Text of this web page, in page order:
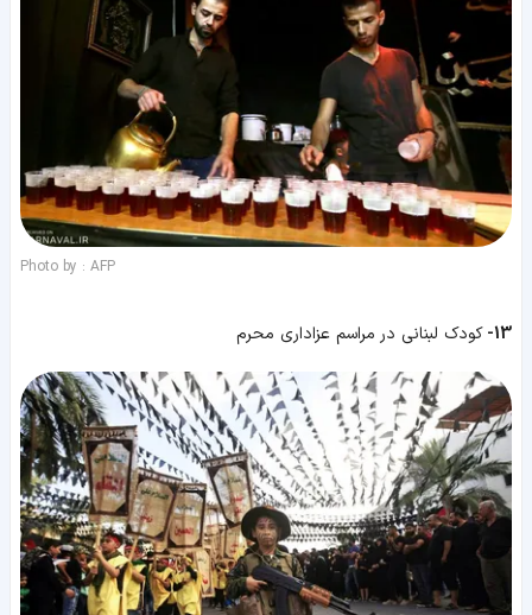
Photo by : AFP
13- کودک لبنانی در مراسم عزاداری محرم